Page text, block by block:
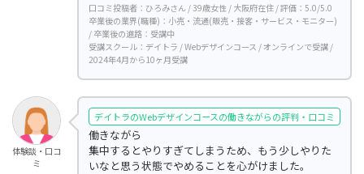
口コミ投稿者：ひろみさん / 39歳女性 / 大阪府在住 / 評価：5.0/5.0
卒業後の業界(職種)：小売・流通(販売・接客・サービス・モニター)
/ 卒業後の進路：受講中
受講スクール：デイトラ / Webデザインコース / オンラインで受講 /
2024年4月から10ヶ月受講
体験談・口コ
ミ
デイトラのWebデザインコースの働きながらの評判・口コミ
働きながら
集中するとやりすぎてしまうため、もう少しやりた
いなと思う状態でやめることを心がけました。